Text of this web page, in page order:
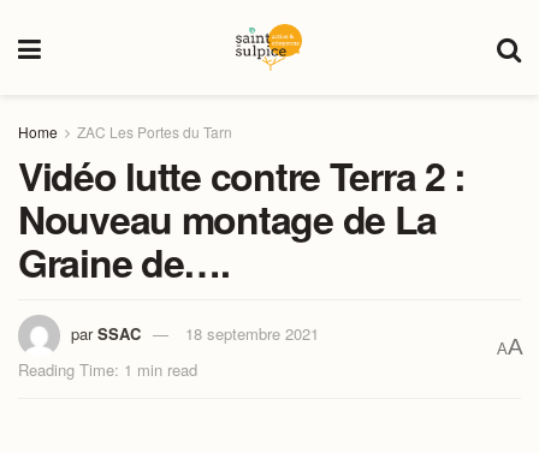
Home ZAC Les Portes du Tarn
Vidéo lutte contre Terra 2 :
Nouveau montage de La
Graine de….
par SSAC
18 septembre 2021
Reading Time: 1 min read
AA